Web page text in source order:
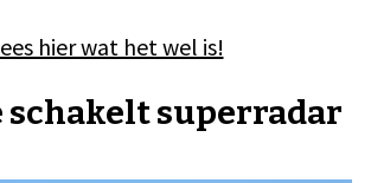
hier wat het wel is!
schakelt superradar